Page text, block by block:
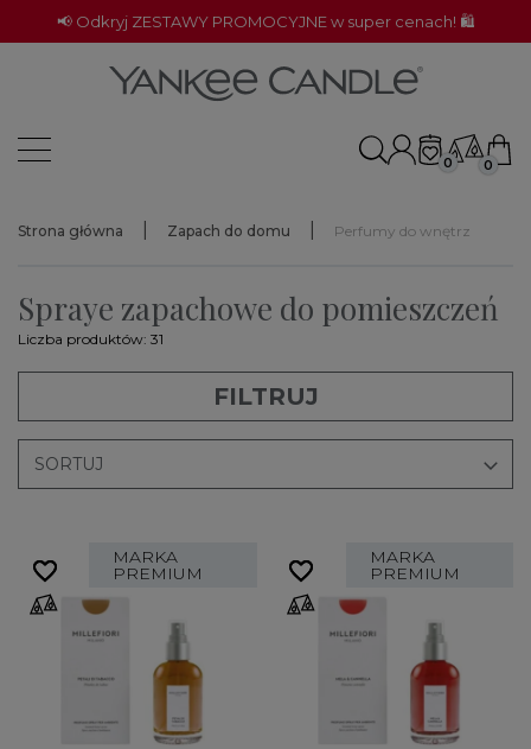
📢 Odkryj ZESTAWY PROMOCYJNE w super cenach! 🛍️
0 0
Strona główna Zapach do domu Perfumy do wnętrz
Spraye zapachowe do pomieszczeń
Liczba produktów: 31
FILTRUJ
SORTUJ 
MARKA
PREMIUM
favorite_border
favorite_border MARKA
PREMIUM
favorite_border
favorite_border